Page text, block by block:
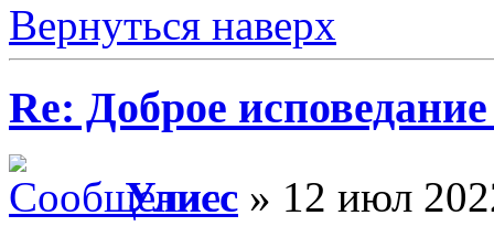
Вернуться наверх
Re: Доброе
Улисс » 12 июл